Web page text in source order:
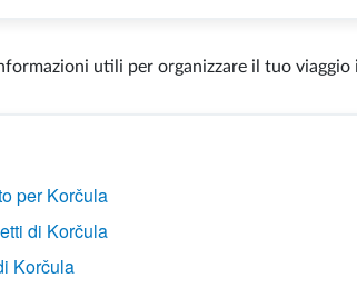
utili per organizzare il tuo
per Korčula
di Korčula
Korčula